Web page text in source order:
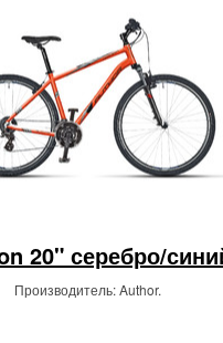
20" серебро/
Производитель: Author.